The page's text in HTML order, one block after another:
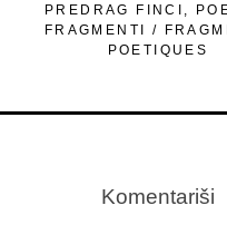
PREDRAG FINCI,
FRAGMENTI /
POETIQUES
Komentariši